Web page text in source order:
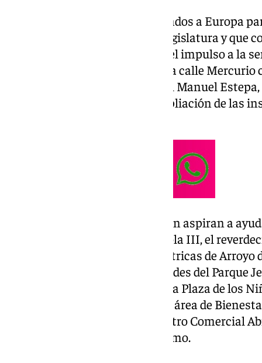
Benalmádena solicitaría así fondos a Europa
impulsados desde el inicio de legislatura y que
inversiones para la ciudad con el impulso a la
Carranque, la reordenación de la calle
reedificación del centro cultural Manuel
La Luz o la rehabilitación y ampliación de las
Junto a estos proyectos, también aspiran a
funcional del centro social Carola III, el
identidad cultural en calles céntricas de Arroyo
redensificación de las zonas verdes del Parque
nacimiento Arroyo de la Miel y la Plaza de los
co-social en el actual centro del área de
digitalización de pymes del Centro Comercial
empresas y autónomos del mismo.